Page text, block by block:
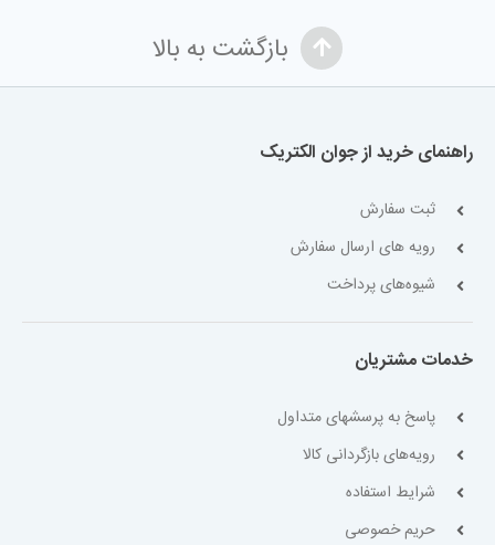
بازگشت به بالا
راهنمای خرید از جوان الکتریک
ثبت سفارش
رویه های ارسال سفارش
شیوه‌های پرداخت
خدمات مشتریان
پاسخ به پرسشهای متداول
رویه‌های بازگردانی کالا
شرایط استفاده
حریم خصوصی